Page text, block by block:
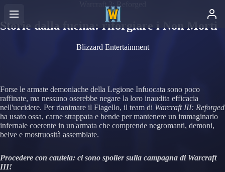
Storie dalla fucina: riforgiare i Non Morti
Blizzard Entertainment
Forse le armate demoniache della Legione Infuocata sono poco
raffinate, ma nessuno oserebbe negare la loro inaudita efficacia
nell'uccidere. Per rianimare il Flagello, il team di Warcraft III: Reforged
ha usato ossa, carne strappata e bende per mantenere un immaginario
infernale coerente in un'armata che comprende negromanti, demoni,
belve e mostruosità assemblate.
Procedere con cautela: ci sono spoiler sulla campagna di Warcraft
III!